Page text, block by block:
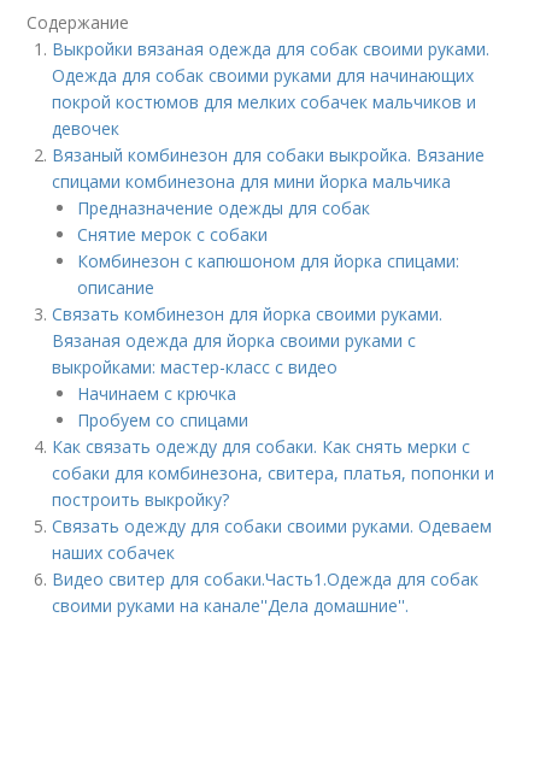
Содержание
Выкройки вязаная одежда для собак своими руками.
Одежда для собак своими руками для начинающих
покрой костюмов для мелких собачек мальчиков и
девочек
Вязаный комбинезон для собаки выкройка. Вязание
спицами комбинезона для мини йорка мальчика
Предназначение одежды для собак
Снятие мерок с собаки
Комбинезон с капюшоном для йорка спицами:
описание
Связать комбинезон для йорка своими руками.
Вязаная одежда для йорка своими руками с
выкройками: мастер-класс с видео
Начинаем с крючка
Пробуем со спицами
Как связать одежду для собаки. Как снять мерки с
собаки для комбинезона, свитера, платья, попонки и
построить выкройку?
Связать одежду для собаки своими руками. Одеваем
наших собачек
Видео свитер для собаки.Часть1.Одежда для собак
своими руками на канале''Дела домашние''.